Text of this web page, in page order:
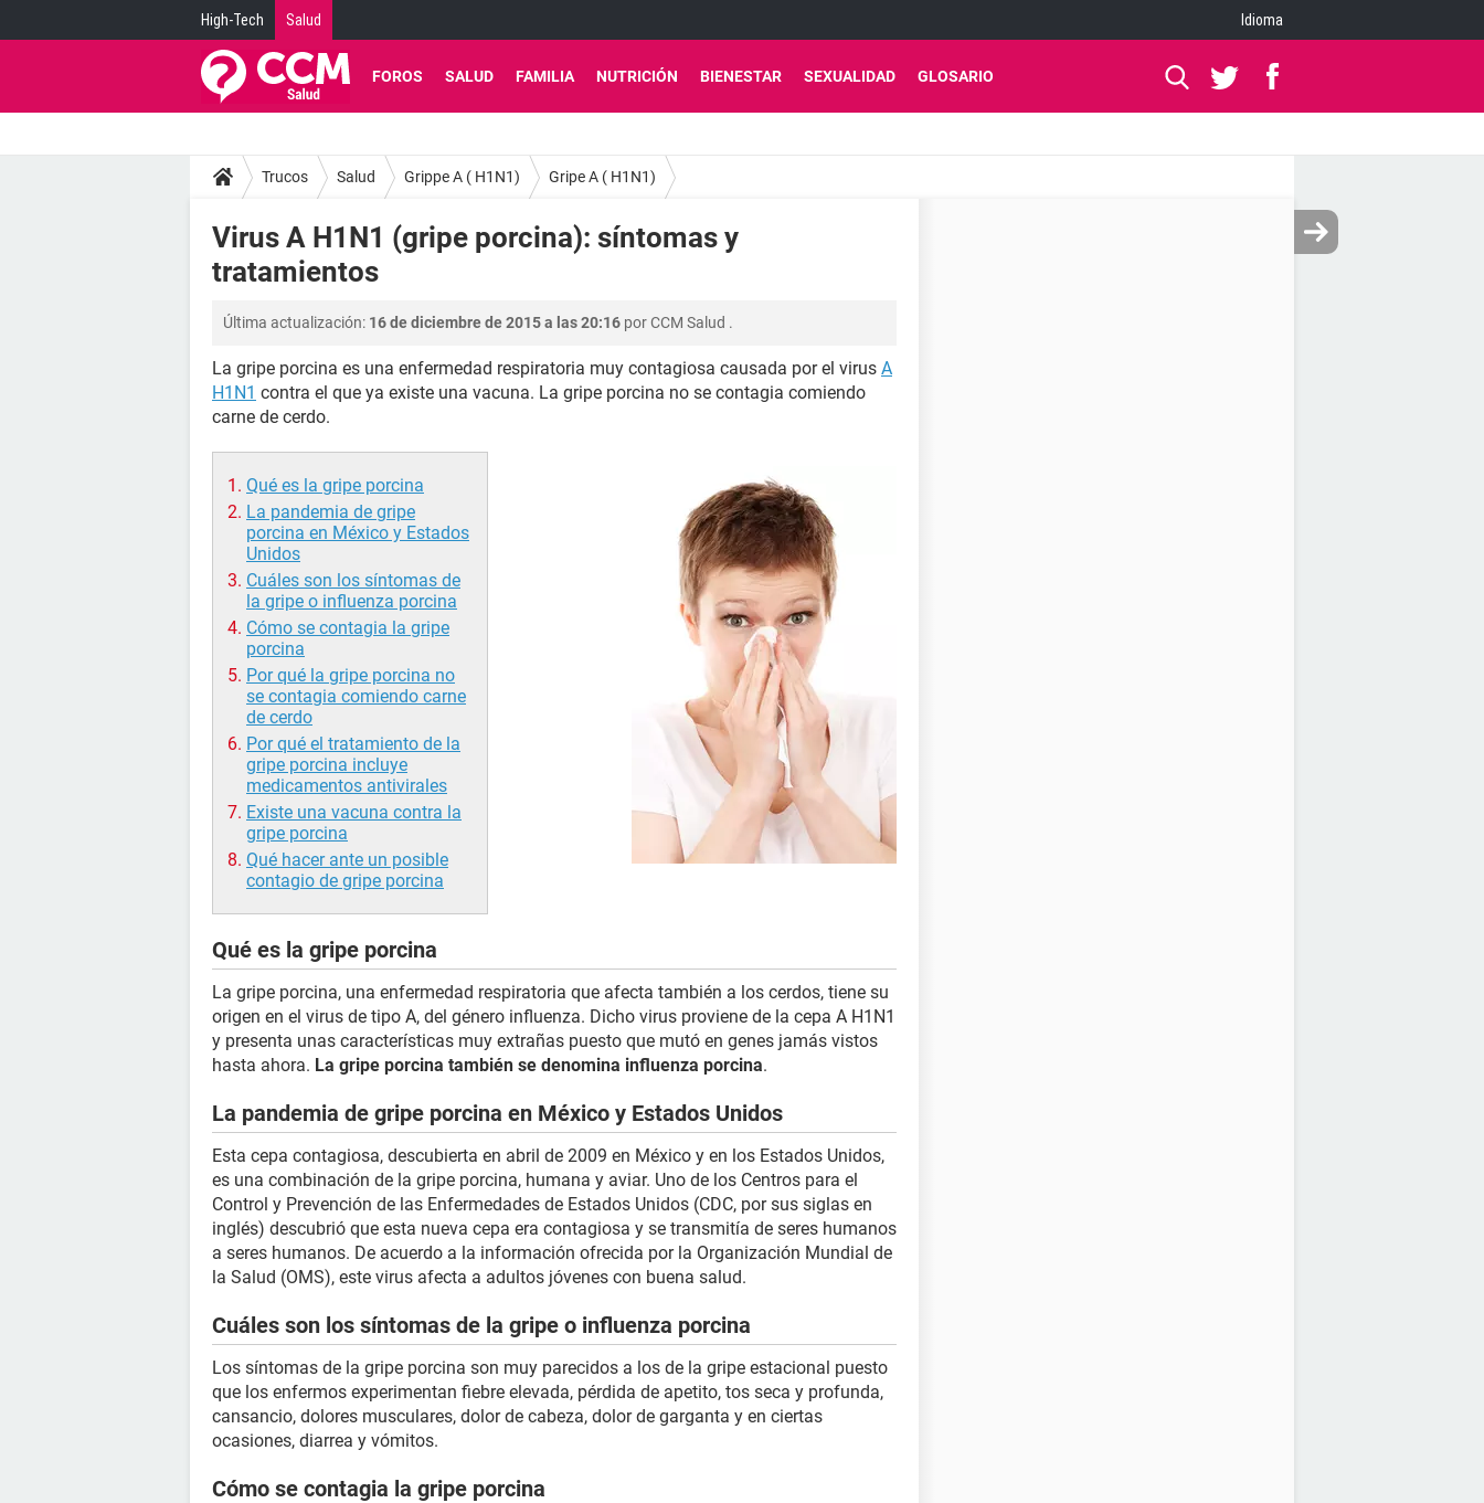
High-Tech Salud Idioma
FOROS SALUD FAMILIA NUTRICIÓN BIENESTAR SEXUALIDAD GLOSARIO
Trucos Salud Grippe A ( H1N1) Gripe A ( H1N1)
Virus A H1N1 (gripe porcina): síntomas y
tratamientos
Última actualización: 16 de diciembre de 2015 a las 20:16 porCCM Salud .
La gripe porcina es una enfermedad respiratoria muy contagiosa causada por el virus A
H1N1 contra el que ya existe una vacuna. La gripe porcina no se contagia comiendo
carne de cerdo.
Qué es la gripe porcina
La pandemia de gripe
porcina en México y Estados
Unidos
Cuáles son los síntomas de
la gripe o influenza porcina
Cómo se contagia la gripe
porcina
Por qué la gripe porcina no
se contagia comiendo carne
de cerdo
Por qué el tratamiento de la
gripe porcina incluye
medicamentos antivirales
Existe una vacuna contra la
gripe porcina
Qué hacer ante un posible
contagio de gripe porcina
Qué es la gripe porcina
La gripe porcina, una enfermedad respiratoria que afecta también a los cerdos, tiene su
origen en el virus de tipo A, del género influenza. Dicho virus proviene de la cepa A H1N1
y presenta unas características muy extrañas puesto que mutó en genes jamás vistos
hasta ahora. La gripe porcina también se denomina influenza porcina.
La pandemia de gripe porcina en México y Estados Unidos
Esta cepa contagiosa, descubierta en abril de 2009 en México y en los Estados Unidos,
es una combinación de la gripe porcina, humana y aviar. Uno de los Centros para el
Control y Prevención de las Enfermedades de Estados Unidos (CDC, por sus siglas en
inglés) descubrió que esta nueva cepa era contagiosa y se transmitía de seres humanos
a seres humanos. De acuerdo a la información ofrecida por la Organización Mundial de
la Salud (OMS), este virus afecta a adultos jóvenes con buena salud.
Cuáles son los síntomas de la gripe o influenza porcina
Los síntomas de la gripe porcina son muy parecidos a los de la gripe estacional puesto
que los enfermos experimentan fiebre elevada, pérdida de apetito, tos seca y profunda,
cansancio, dolores musculares, dolor de cabeza, dolor de garganta y en ciertas
ocasiones, diarrea y vómitos.
Cómo se contagia la gripe porcina